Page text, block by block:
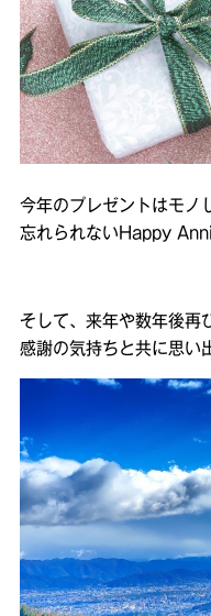
今年のプレゼントはモノ
忘れられないHappy
そして、来年や数年後再
感謝の気持ちと共に思い